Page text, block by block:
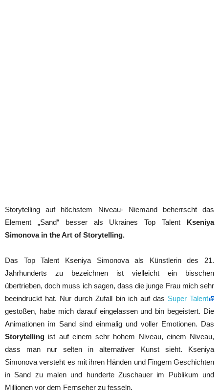
Storytelling auf höchstem Niveau- Niemand beherrscht das
Element „Sand“ besser als Ukraines Top Talent Kseniya
Simonova in the Art of Storytelling.
Das Top Talent Kseniya Simonova als Künstlerin des 21.
Jahrhunderts zu bezeichnen ist vielleicht ein bisschen
übertrieben, doch muss ich sagen, dass die junge Frau mich sehr
beeindruckt hat. Nur durch Zufall bin ich auf das Super Talent
gestoßen, habe mich darauf eingelassen und bin begeistert. Die
Animationen im Sand sind einmalig und voller Emotionen. Das
Storytelling ist auf einem sehr hohem Niveau, einem Niveau,
dass man nur selten in alternativer Kunst sieht. Kseniya
Simonova versteht es mit ihren Händen und Fingern Geschichten
in Sand zu malen und hunderte Zuschauer im Publikum und
Millionen vor dem Fernseher zu fesseln.